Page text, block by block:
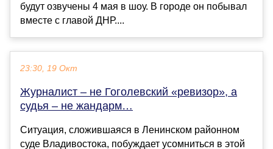
будут озвучены 4 мая в шоу. В городе он побывал
вместе с главой ДНР....
23:30, 19 Окт
Журналист – не Гоголевский «ревизор», а
судья – не жандарм…
Ситуация, сложившаяся в Ленинском районном
суде Владивостока, побуждает усомниться в этой